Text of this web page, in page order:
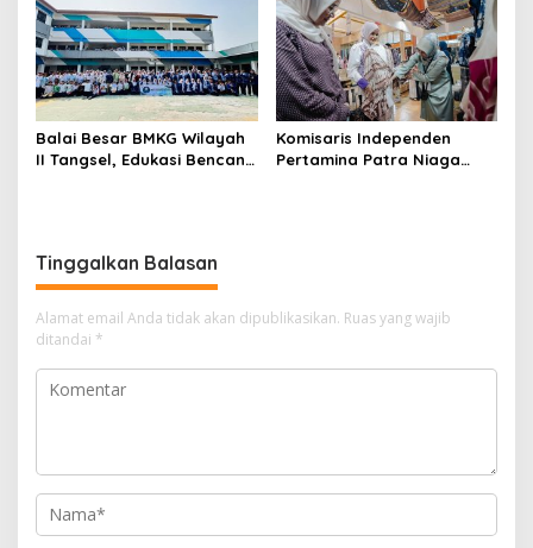
Balai Besar BMKG Wilayah
II Tangsel, Edukasi Bencana
Komisaris Independen
Pertamina Patra Niaga
Tinggalkan Balasan
Alamat email Anda tidak akan dipublikasikan. Ruas yang wajib
ditandai *